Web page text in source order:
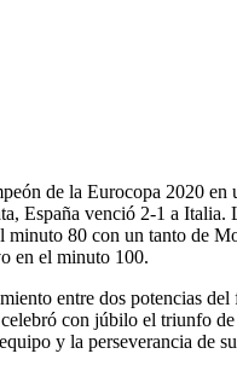
de la Eurocopa 2020
España venció 2-1 a
minuto 80 con un tanto de
en el minuto 100.
entre dos potencias
con júbilo el triunfo
y la perseverancia de